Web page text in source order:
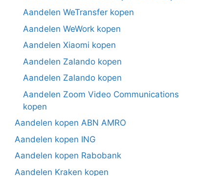
Aandelen WeTransfer kopen
Aandelen WeWork kopen
Aandelen Xiaomi kopen
Aandelen Zalando kopen
Aandelen Zalando kopen
Aandelen Zoom Video Communications
kopen
Aandelen kopen ABN AMRO
Aandelen kopen ING
Aandelen kopen Rabobank
Aandelen Kraken kopen